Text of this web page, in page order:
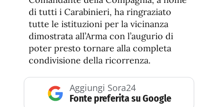
di tutti i Carabinieri, ha ringraziato
tutte le istituzioni per la vicinanza
dimostrata all’Arma con l’augurio di
poter presto tornare alla completa
condivisione della ricorrenza.
Aggiungi Sora24
Fonte preferita su Google